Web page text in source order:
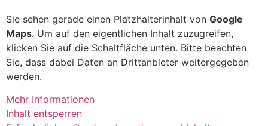
Sie sehen gerade einen Platzhalterinhalt von Google
Maps. Um auf den eigentlichen Inhalt zuzugreifen,
klicken Sie auf die Schaltfläche unten. Bitte beachten
Sie, dass dabei Daten an Drittanbieter weitergegeben
werden.
Mehr Informationen
Inhalt entsperren